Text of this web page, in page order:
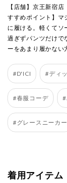
【店舗】京王新宿
すすめポイント】マ
に履ける。軽くてソ
過ぎずパンツだけで
ーをあまり履かない
#D'ICI #ディ
#春服コーデ
#グレースニーカー
着用アイテム